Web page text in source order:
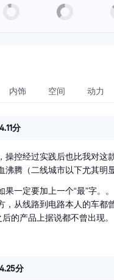
内饰 空间 动力
4.11分
操控经过实践后也比我对
沸腾（二线城市以下尤其明
果一定要加上一个“最”字
，从线路到电路本人的车都
的产品上据说都不曾出现。
4.25分